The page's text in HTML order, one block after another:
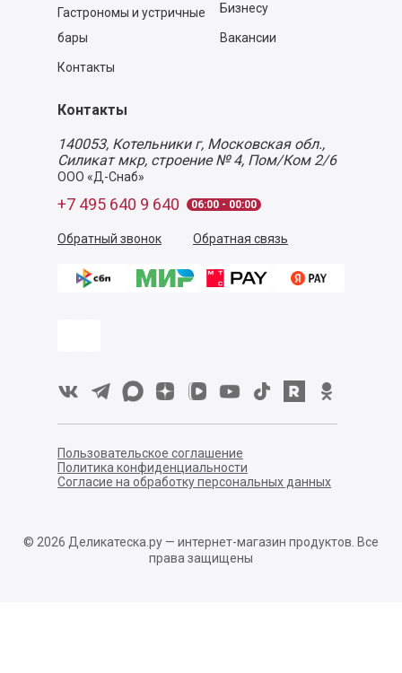
Гастрономы и устричные
бары
Контакты
Бизнесу
Вакансии
Контакты
140053, Котельники г, Московская обл.,
Силикат мкр, строение № 4, Пом/Ком 2/6
ООО «Д-Снаб»
+7 495 640 9 640 06:00 - 00:00
Обратный звонок Обратная связь
Пользовательское соглашение
Политика конфиденциальности
Согласие на обработку персональных данных
© 2026 Деликатеска.ру — интернет-магазин продуктов. Все
права защищены